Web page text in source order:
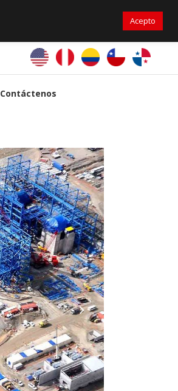
ventas@primelines-hvac.cl
Contáctenos
Acepto